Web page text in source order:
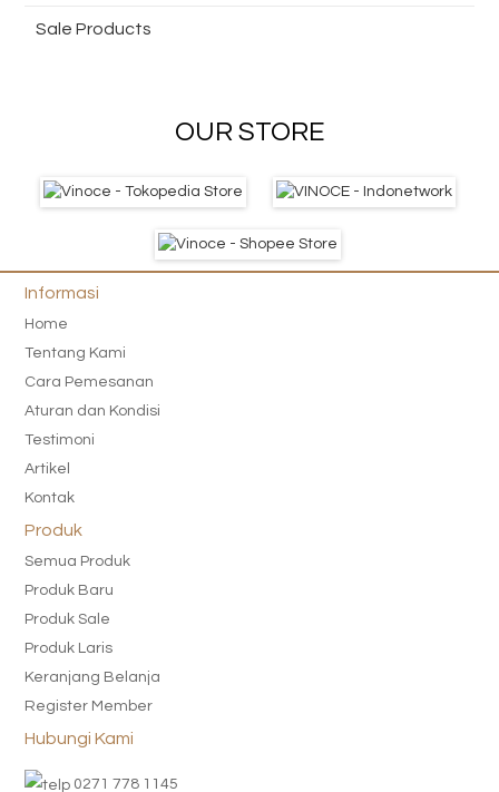
Sale Products
OUR STORE
Informasi
Home
Tentang Kami
Cara Pemesanan
Aturan dan Kondisi
Testimoni
Artikel
Kontak
Produk
Semua Produk
Produk Baru
Produk Sale
Produk Laris
Keranjang Belanja
Register Member
Hubungi Kami
0271 778 1145